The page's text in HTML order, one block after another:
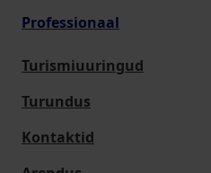
Professionaal
Turismiuuringud
Turundus
Kontaktid